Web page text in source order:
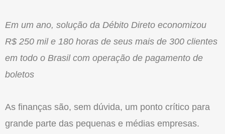
Em um ano, solução da Débito Direto economizou
R$ 250 mil e 180 horas de seus mais de 300 clientes
em todo o Brasil com operação de pagamento de
boletos
As finanças são, sem dúvida, um ponto crítico para
grande parte das pequenas e médias empresas.